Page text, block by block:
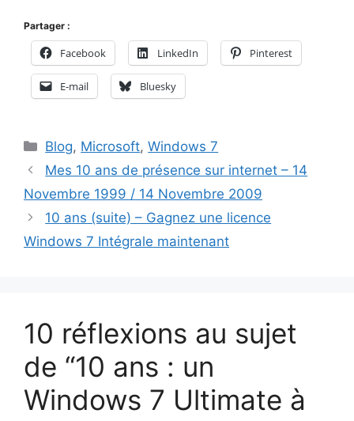
Partager :
Facebook LinkedIn Pinterest
E-mail Bluesky
Catégories
Blog, Microsoft,Windows 7
Mes 10 ans de présence sur internet – 14
Novembre 1999 / 14 Novembre 2009
10 ans (suite) – Gagnez une licence
Windows 7 Intégrale maintenant
10 réflexions au sujet
de “10 ans : un
Windows 7 Ultimate à